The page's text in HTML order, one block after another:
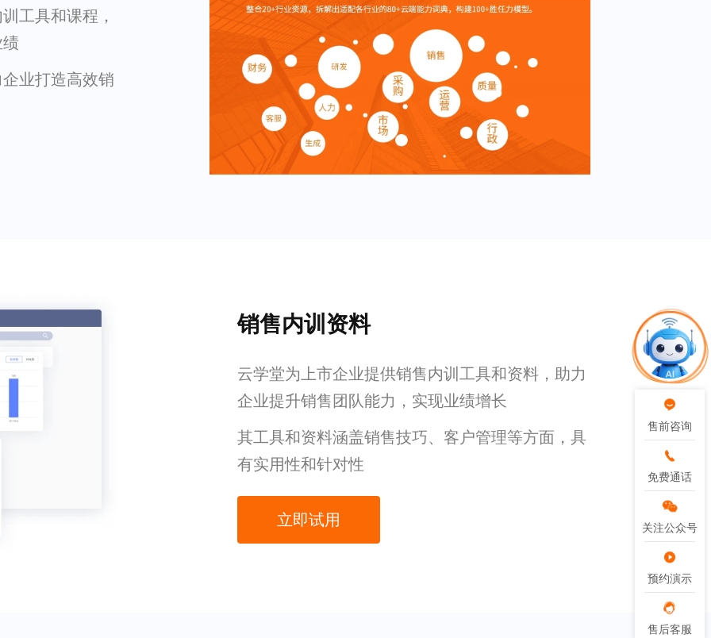
售前咨询
免费通话
关注公众号
预约演示
售后客服
工具和课程，
绩
业打造高效销
销售内训资料
云学堂为上市企业提供销售内训工具和资料，助力
企业提升销售团队能力，实现业绩增长
其工具和资料涵盖销售技巧、客户管理等方面，具
有实用性和针对性
立即试用
售前咨询
免费通话
关注公众号
预约演示
售后客服